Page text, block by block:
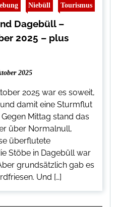
Niebüll Tourismus
Dagebüll –
2025 – plus
2025
2025 war es soweit,
damit eine Sturmflut
Mittag stand das
über Normalnull,
überflutete
Stöbe in Dagebüll war
grundsätzlich gab es
Und […]